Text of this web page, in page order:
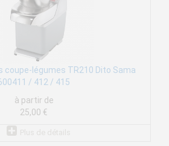
coupe-légumes TR210 Dito Sama
/ 412 / 415
à partir de
25,00 €